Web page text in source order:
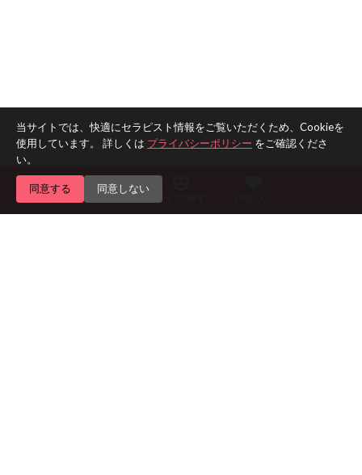
当サイトでは、快適にセラピスト情報をご覧いただくため、Cookieを
使用しています。 詳しくは プライバシーポリシー をご確認くださ
い。
同意する 同意しない
エリアで探す